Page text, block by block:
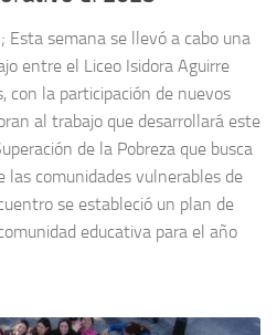
Esta semana se llevó a cabo una
entre el Liceo Isidora Aguirre
con la participación de nuevos
al trabajo que desarrollará este
de la Pobreza que busca
las comunidades vulnerables de
se estableció un plan de
educativa para el año